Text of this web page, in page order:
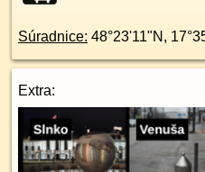
Súradnice: 48°23'11"N ,
Extra: